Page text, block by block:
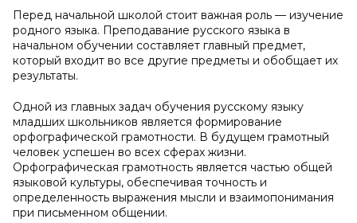
Перед начальной школой стоит важная роль — изучение
родного языка. Преподавание русского языка в
начальном обучении составляет главный предмет,
который входит во все другие предметы и обобщает их
результаты.
Одной из главных задач обучения русскому языку
младших школьников является формирование
орфографической грамотности. В будущем грамотный
человек успешен во всех сферах жизни.
Орфографическая грамотность является частью общей
языковой культуры, обеспечивая точность и
определенность выражения мысли и взаимопонимания
при письменном общении.